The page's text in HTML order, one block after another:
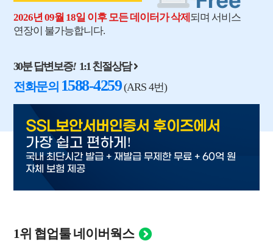
2026년 09월 18일 이후 모든 데이터가 삭제 되며 서비스
연장이 불가능합니다.
30분 답변보증!1:1 친절상담
전화문의 1588-4259(ARS 4번)
SSL보안서버인증서 후이즈에서
가장 쉽고 편하게 !
국내 최단시간 발급 + 재발급 무제한 무료 + 60억 원
자체 보험 제공
1위 협업툴 네이버웍스